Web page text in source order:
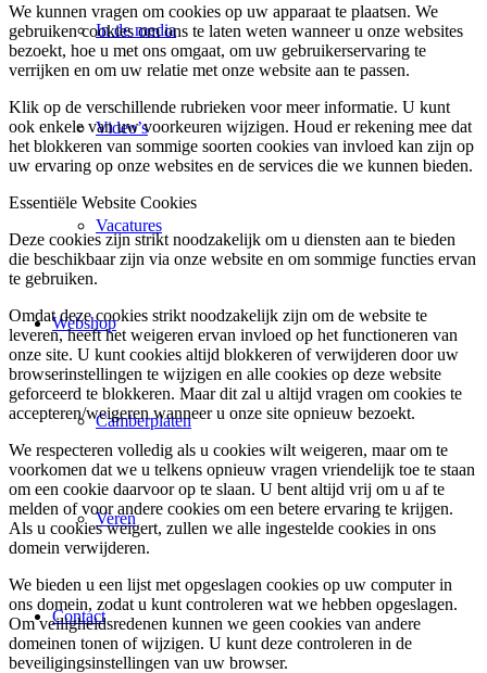
In de media
Video’s
Vacatures
Webshop
Camberplaten
Veren
Contact
We kunnen vragen om cookies op uw apparaat te plaatsen. We
gebruiken cookies om ons te laten weten wanneer u onze websites
bezoekt, hoe u met ons omgaat, om uw gebruikerservaring te
verrijken en om uw relatie met onze website aan te passen.
Klik op de verschillende rubrieken voor meer informatie. U kunt
ook enkele van uw voorkeuren wijzigen. Houd er rekening mee dat
het blokkeren van sommige soorten cookies van invloed kan zijn op
uw ervaring op onze websites en de services die we kunnen bieden.
Essentiële Website Cookies
Deze cookies zijn strikt noodzakelijk om u diensten aan te bieden
die beschikbaar zijn via onze website en om sommige functies ervan
te gebruiken.
Omdat deze cookies strikt noodzakelijk zijn om de website te
leveren, heeft het weigeren ervan invloed op het functioneren van
onze site. U kunt cookies altijd blokkeren of verwijderen door uw
browserinstellingen te wijzigen en alle cookies op deze website
geforceerd te blokkeren. Maar dit zal u altijd vragen om cookies te
accepteren/weigeren wanneer u onze site opnieuw bezoekt.
We respecteren volledig als u cookies wilt weigeren, maar om te
voorkomen dat we u telkens opnieuw vragen vriendelijk toe te staan
om een cookie daarvoor op te slaan. U bent altijd vrij om u af te
melden of voor andere cookies om een betere ervaring te krijgen.
Als u cookies weigert, zullen we alle ingestelde cookies in ons
domein verwijderen.
We bieden u een lijst met opgeslagen cookies op uw computer in
ons domein, zodat u kunt controleren wat we hebben opgeslagen.
Om veiligheidsredenen kunnen we geen cookies van andere
domeinen tonen of wijzigen. U kunt deze controleren in de
beveiligingsinstellingen van uw browser.